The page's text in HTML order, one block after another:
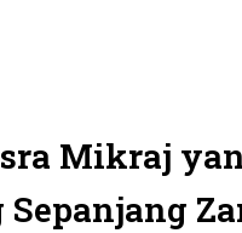
Mikraj
Sepanjang